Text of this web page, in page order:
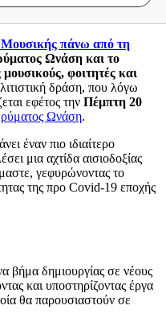
πάνω από τη
Ωνάση και το
φοιτητές και
δράση, που λόγω
εφέτος την Πέμπτη 20
Ωνάση.
έναν πιο ιδιαίτερο
μια αχτίδα αισιοδοξίας
γεφυρώνοντας το
της προ Covid-19 εποχής
βήμα δημιουργίας σε νέους
και υποστηρίζοντας έργα
θα παρουσιαστούν σε